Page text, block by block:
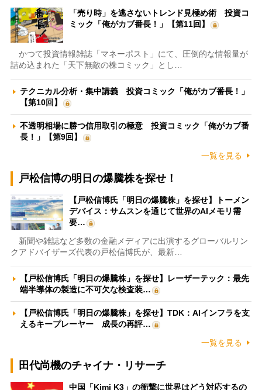
「売り時」を逃さないトレンド見極め術 投資コ
ミック「俺がカブ番長！」【第11回】
かつて投資情報雑誌「マネーポスト」にて、圧倒的な情報量が
詰め込まれた「天下無敵の株コミック」とし…
テクニカル分析・集中講義 投資コミック「俺がカブ番長！」
【第10回】
不透明相場に勝つ信用取引の極意 投資コミック「俺がカブ番
長！」【第9回】
一覧を見る
戸松信博の明日の爆騰株を探せ！
【戸松信博氏「明日の爆騰株」を探せ】トーメン
デバイス：サムスンを通じて世界のAIメモリ需
要…
新聞や雑誌など多数の金融メディアに出演するグローバルリン
クアドバイザーズ代表の戸松信博氏が、最新…
【戸松信博氏「明日の爆騰株」を探せ】レーザーテック：最先
端半導体の製造に不可欠な検査装…
【戸松信博氏「明日の爆騰株」を探せ】TDK：AIインフラを支
えるキープレーヤー 成長の再評…
一覧を見る
田代尚機のチャイナ・リサーチ
中国「Kimi K3」の衝撃に世界はどう対応するの